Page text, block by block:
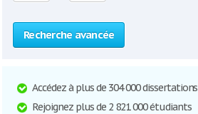
Recherche avancée
Accédez à plus de 304 000 dissertations
Rejoignez plus de 2 821 000 étudiants